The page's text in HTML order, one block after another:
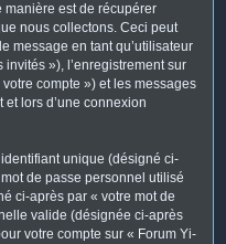
est de récupérer
nous collectons. Ceci peut
message en tant qu’utilisateur
»), l’enregistrement sur
compte ») et les messages
lors d’une connexion
unique (désigné ci-
de passe personnel utilisé
ci-après par « votre mot de
valide (désignée ci-après
votre compte sur « Forum Yi-